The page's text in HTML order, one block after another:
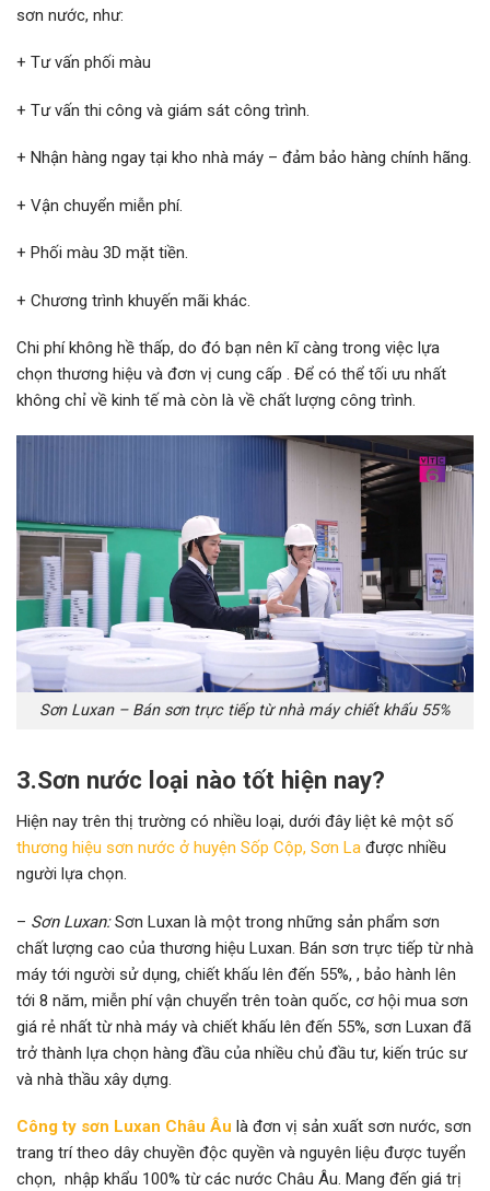
sơn nước, như:
+ Tư vấn phối màu
+ Tư vấn thi công và giám sát công trình.
+ Nhận hàng ngay tại kho nhà máy – đảm bảo hàng chính hãng.
+ Vận chuyển miễn phí.
+ Phối màu 3D mặt tiền.
+ Chương trình khuyến mãi khác.
Chi phí không hề thấp, do đó bạn nên kĩ càng trong việc lựa
chọn thương hiệu và đơn vị cung cấp . Để có thể tối ưu nhất
không chỉ về kinh tế mà còn là về chất lượng công trình.
Sơn Luxan – Bán sơn trực tiếp từ nhà máy chiết khấu 55%
3.Sơn nước loại nào tốt hiện nay?
Hiện nay trên thị trường có nhiều loại, dưới đây liệt kê một số
thương hiệu sơn nước ở huyện Sốp Cộp, Sơn La được nhiều
người lựa chọn.
– Sơn Luxan:Sơn Luxan là một trong những sản phẩm sơn
chất lượng cao của thương hiệu Luxan. Bán sơn trực tiếp từ nhà
máy tới người sử dụng, chiết khấu lên đến 55%, , bảo hành lên
tới 8 năm, miễn phí vận chuyển trên toàn quốc, cơ hội mua sơn
giá rẻ nhất từ nhà máy và chiết khấu lên đến 55%, sơn Luxan đã
trở thành lựa chọn hàng đầu của nhiều chủ đầu tư, kiến trúc sư
và nhà thầu xây dựng.
Công ty sơn Luxan Châu Âu là đơn vị sản xuất sơn nước, sơn
trang trí theo dây chuyền độc quyền và nguyên liệu được tuyển
chọn, nhập khẩu 100% từ các nước Châu Âu. Mang đến giá trị